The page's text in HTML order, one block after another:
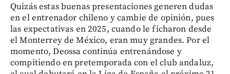
Quizás estas buenas presentaciones generen dudas
en el entrenador chileno y cambie de opinión, pues
las expectativas en 2025, cuando le ficharon desde
el Monterrey de México, eran muy grandes. Por el
momento, Deossa continúa entrenándose y
compitiendo en pretemporada con el club andaluz,